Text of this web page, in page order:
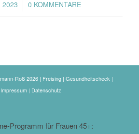
2023 0 KOMMENTARE
Roß 2026 | Freising | Gesundheitscheck |
Impressum| Datenschutz
Programm für Frauen 45+: